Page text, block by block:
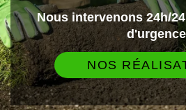
Nous intervenons 24h/
d'urgence
NOS